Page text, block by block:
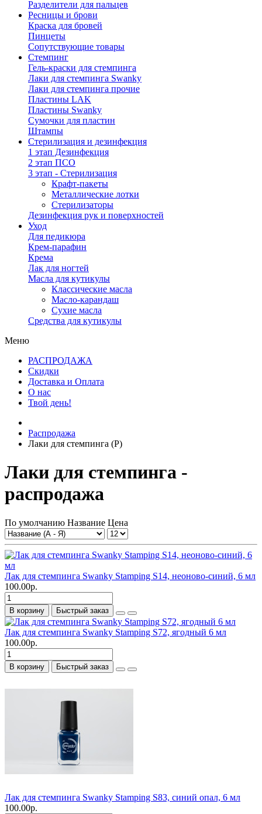
Разделители для пальцев
Ресницы и брови
Краска для бровей
Пинцеты
Сопутствующие товары
Стемпинг
Гель-краски для стемпинга
Лаки для стемпинга Swanky
Лаки для стемпинга прочие
Пластины LAK
Пластины Swanky
Сумочки для пластин
Штампы
Стерилизация и дезинфекция
1 этап Дезинфекция
2 этап ПСО
3 этап - Стерилизация
Крафт-пакеты
Металлические лотки
Стерилизаторы
Дезинфекция рук и поверхностей
Уход
Для педикюра
Крем-парафин
Крема
Лак для ногтей
Масла для кутикулы
Классические масла
Масло-карандаш
Сухие масла
Средства для кутикулы
Меню
РАСПРОДАЖА
Скидки
Доставка и Оплата
О нас
Твой день!
Распродажа
Лаки для стемпинга (Р)
Лаки для стемпинга -
распродажа
По умолчанию Название Цена
Лак для стемпинга Swanky Stamping S14, неоново-синий, 6 мл
100.00р.
В корзину Быстрый заказ
Лак для стемпинга Swanky Stamping S72, ягодный 6 мл
100.00р.
В корзину Быстрый заказ
Лак для стемпинга Swanky Stamping S83, синий опал, 6 мл
100.00р.